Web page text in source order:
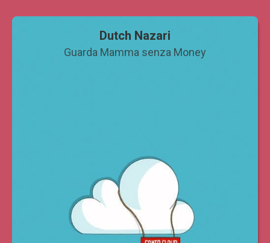
Dutch Nazari
Guarda Mamma senza Money